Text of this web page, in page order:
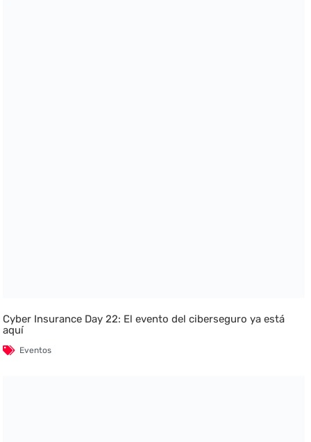
Cyber Insurance Day 22: El evento del ciberseguro ya está
aquí
Eventos